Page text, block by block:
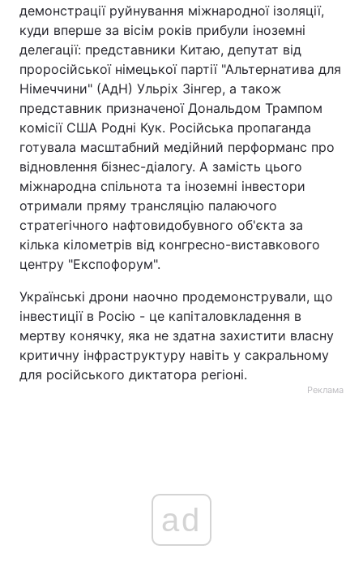
демонстрації руйнування міжнародної ізоляції,
куди вперше за вісім років прибули іноземні
делегації: представники Китаю, депутат від
проросійської німецької партії "Альтернатива для
Німеччини" (АдН) Ульріх Зінгер, а також
представник призначеної Дональдом Трампом
комісії США Родні Кук. Російська пропаганда
готувала масштабний медійний перформанс про
відновлення бізнес-діалогу. А замість цього
міжнародна спільнота та іноземні інвестори
отримали пряму трансляцію палаючого
стратегічного нафтовидобувного об'єкта за
кілька кілометрів від конгресно-виставкового
центру "Експофорум".
Українські дрони наочно продемонстрували, що
інвестиції в Росію - це капіталовкладення в
мертву конячку, яка не здатна захистити власну
критичну інфраструктуру навіть у сакральному
для російського диктатора регіоні.
Реклама
ad